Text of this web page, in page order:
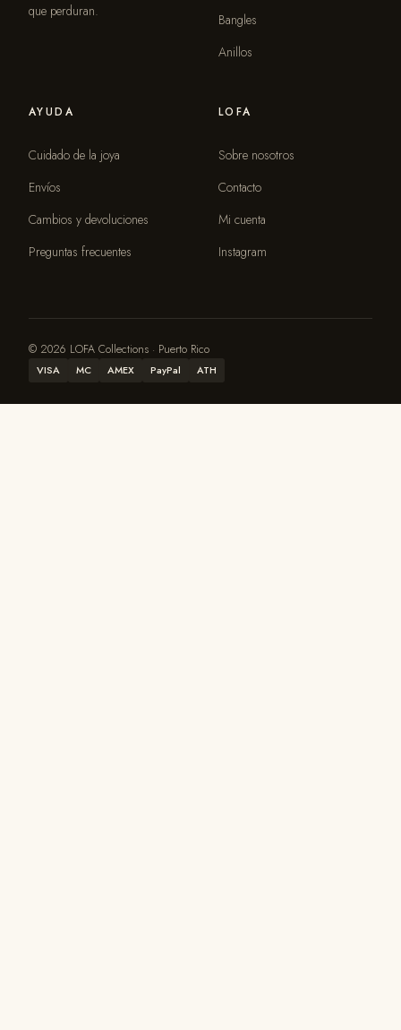
que perduran.
Bangles
Anillos
AYUDA
Cuidado de la joya
Envíos
Cambios y devoluciones
Preguntas frecuentes
LOFA
Sobre nosotros
Contacto
Mi cuenta
Instagram
© 2026 LOFA Collections · Puerto Rico
VISA MC AMEX PayPal ATH